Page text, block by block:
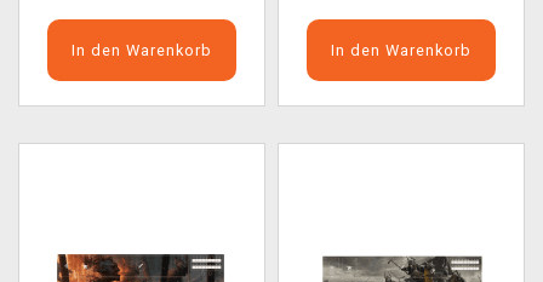
In den Warenkorb In den Warenkorb